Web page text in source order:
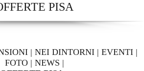
PISA
| NEI DINTORNI | EVENTI |
FOTO| NEWS |